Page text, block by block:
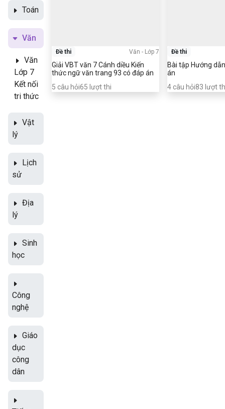
Toán
Văn
Văn
Lớp 7
Kết nối
tri thức
Vật
lý
Lịch
sử
Địa
lý
Sinh
học
Công
nghệ
Giáo
dục
công
dân
Đề thi Văn - Lớp 7
Giải VBT văn 7 Cánh diều Kiến
thức ngữ văn trang 93 có đáp án
5 câu hỏi65 lượt thi
Đề thi
Bài tập Hướng
án
4 câu hỏi83 lượt